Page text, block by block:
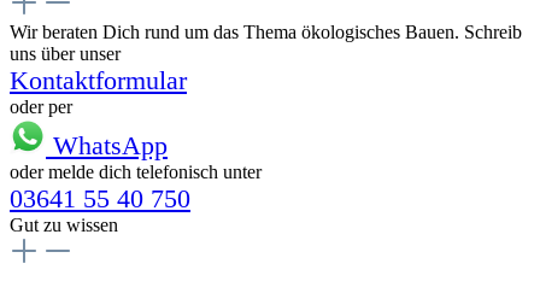
Wir beraten Dich rund um das Thema ökologisches Bauen. Schreib
uns über unser
Kontaktformular
oder per
WhatsApp
oder melde dich telefonisch unter
03641 55 40 750
Gut zu wissen